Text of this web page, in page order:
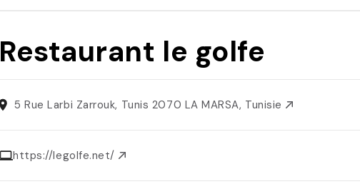
Restaurant le golfe
5 Rue Larbi Zarrouk, Tunis 2070 LA MARSA, Tunisie
https://legolfe.net/